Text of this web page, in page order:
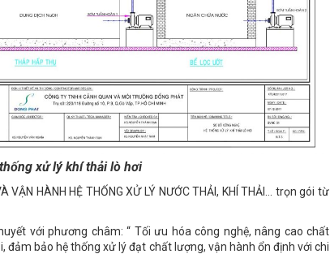
xử lý khí thải lò hơi
VẬN HÀNH HỆ THỐNG XỬ LÝ NƯỚC THẢI, KHÍ THẢI… trọn gói từ
với phương châm: “ Tối ưu hóa công nghệ, nâng cao chất
đảm bảo hệ thống xử lý đạt chất lượng, vận hành ổn định với chi